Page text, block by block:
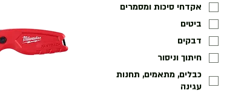
אקדחי סיכות ומסמרים
ביטים
דבקים
חיתוך וניסור
כבלים, מתאמים, תחנות
עגינה